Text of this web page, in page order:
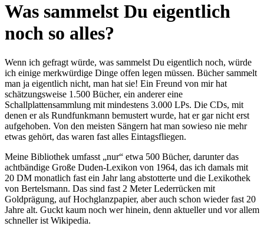
Was sammelst Du eigentlich
noch so alles?
Wenn ich gefragt würde, was sammelst Du eigentlich noch, würde
ich einige merkwürdige Dinge offen legen müssen. Bücher sammelt
man ja eigentlich nicht, man hat sie! Ein Freund von mir hat
schätzungsweise 1.500 Bücher, ein anderer eine
Schallplattensammlung mit mindestens 3.000 LPs. Die CDs, mit
denen er als Rundfunkmann bemustert wurde, hat er gar nicht erst
aufgehoben. Von den meisten Sängern hat man sowieso nie mehr
etwas gehört, das waren fast alles Eintagsfliegen.
Meine Bibliothek umfasst
nur
etwa 500 Bücher, darunter das
achtbändige Große Duden-Lexikon von 1964, das ich damals mit
20 DM monatlich fast ein Jahr lang abstotterte und die Lexikothek
von Bertelsmann. Das sind fast 2 Meter Lederrücken mit
Goldprägung, auf Hochglanzpapier, aber auch schon wieder fast 20
Jahre alt. Guckt kaum noch wer hinein, denn aktueller und vor allem
schneller ist Wikipedia.